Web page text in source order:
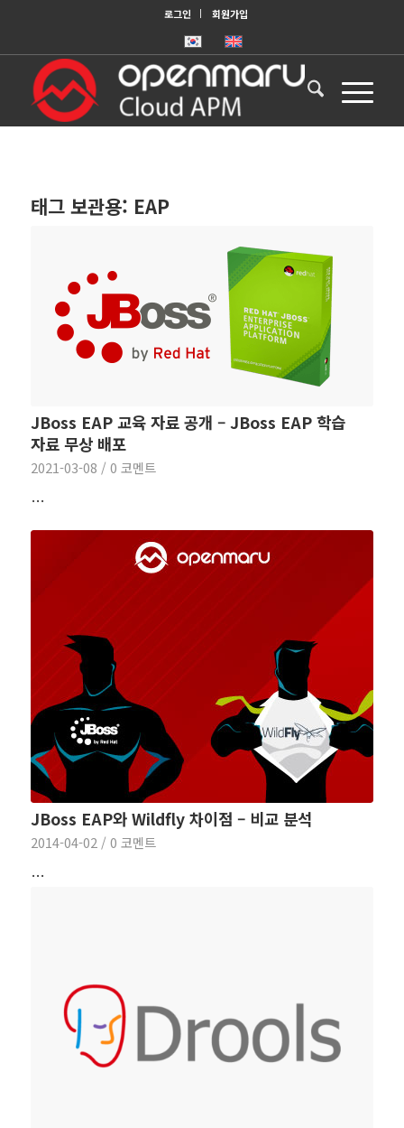
로그인 회원가입
태그 보관용: EAP
JBoss EAP 교육 자료 공개 – JBoss EAP 학습
자료 무상 배포
2021-03-08 / 0 코멘트
…
JBoss EAP와 Wildfly 차이점 – 비교 분석
2014-04-02 / 0 코멘트
…